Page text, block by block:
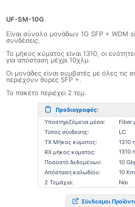
UF-SM-10G
Είναι σύνολο μονάδων 1G SFP + WDM
συνδέσεις.
Το μήκος κύματος είναι 1310, οι
για απόσταση μέχρι 10χλμ.
Οι μονάδες είναι συμβατές με όλες τις
περιέχουν θύρες SFP +.
Το πακέτο περιέχει 2 τεμ.
Προδιαγραφές:
Υποστηριζόμενα μέσα:
Fiber
Τύπος σύνδεσης:
LC
TX Μήκος κύματος:
1310
RX μήκος κύματος:
1310
Ποσοστό δεδομένων:
10
Απόσταση καλωδίου:
10 Km
2 Τεμάχια:
Ναι
Σύνδεσμοι